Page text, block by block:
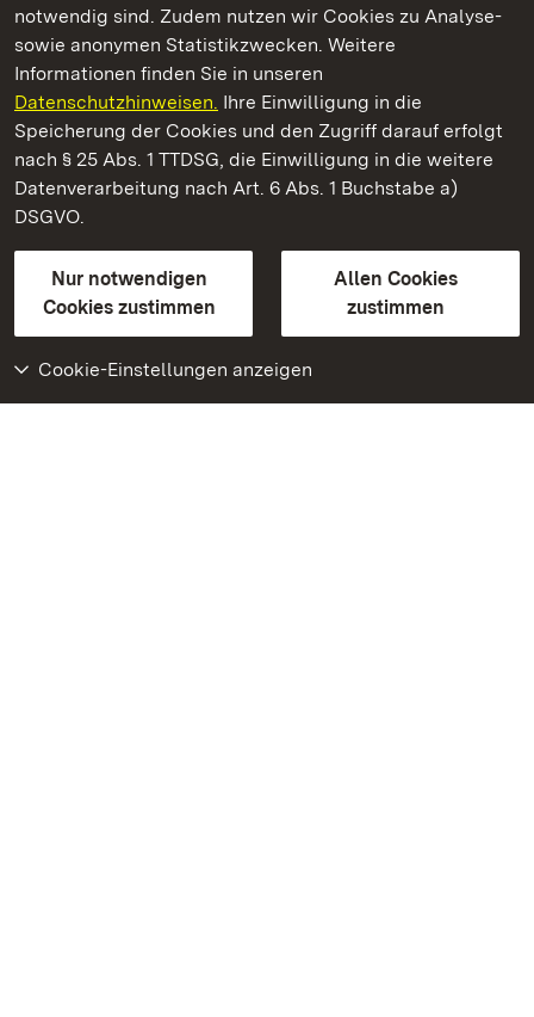
notwendig sind. Zudem nutzen wir Cookies zu Analyse-
sowie anonymen Statistikzwecken. Weitere
Informationen finden Sie in unseren
Datenschutzhinweisen. Ihre Einwilligung in die
Speicherung der Cookies und den Zugriff darauf erfolgt
nach § 25 Abs. 1 TTDSG, die Einwilligung in die weitere
Datenverarbeitung nach Art. 6 Abs. 1 Buchstabe a)
DSGVO.
Nur notwendigen
Cookies zustimmen
Allen Cookies
zustimmen
Cookie-Einstellungen anzeigen
Schloss und Schlossgarten Schwetzingen
Staatliche Schlösser und Gärten Baden-Württemberg
Kontakt
GebärdenspracheLeichte Sprache
Erklärung zur Barrierefreiheit
BITV-konform (geprüfte Seiten)
Weiteres